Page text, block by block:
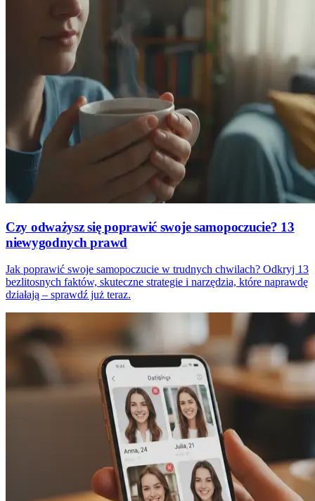
Czy odważysz się poprawić swoje samopoczucie? 13
niewygodnych prawd
Jak poprawić swoje samopoczucie w trudnych chwilach? Odkryj 13
bezlitosnych faktów, skuteczne strategie i narzędzia, które naprawdę
działają – sprawdź już teraz.